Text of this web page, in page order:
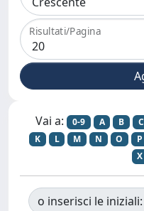
Risultati/Pagina
Vai a: 0-9 A B C
K
L M N O P
X
o inserisci le iniziali: